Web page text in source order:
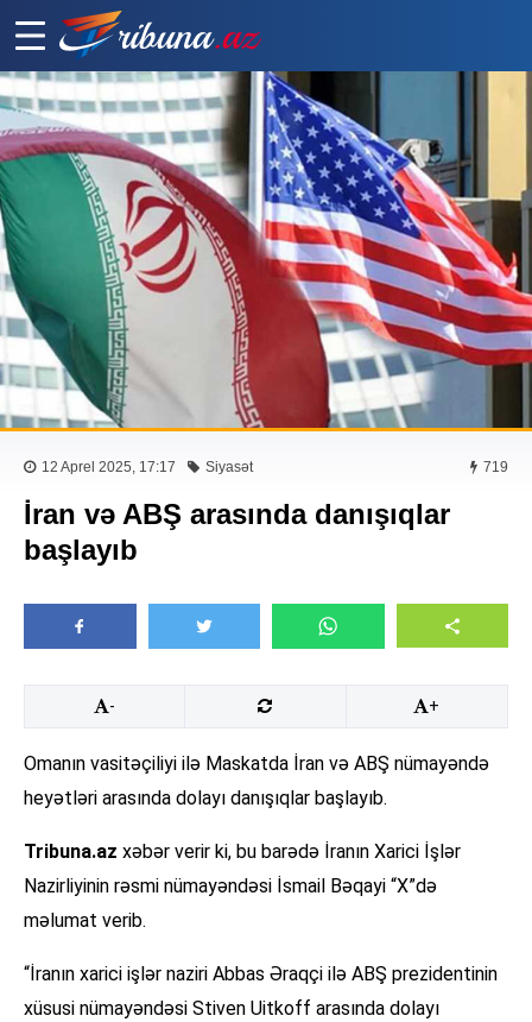
12 Aprel 2025, 17:17 Siyasət 719
İran və ABŞ arasında danışıqlar
başlayıb
- +
Omanın vasitəçiliyi ilə Maskatda İran və ABŞ nümayəndə
heyətləri arasında dolayı danışıqlar başlayıb.
Tribuna.az xəbər verir ki, bu barədə İranın Xarici İşlər
Nazirliyinin rəsmi nümayəndəsi İsmail Bəqayi “X”də
məlumat verib.
“İranın xarici işlər naziri Abbas Əraqçi ilə ABŞ prezidentinin
xüsusi nümayəndəsi Stiven Uitkoff arasında dolayı